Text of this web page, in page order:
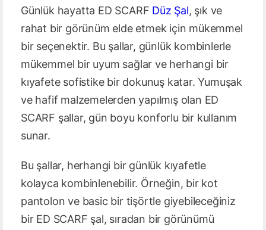
Günlük hayatta ED SCARF Düz Şal, şık ve
rahat bir görünüm elde etmek için mükemmel
bir seçenektir. Bu şallar, günlük kombinlerle
mükemmel bir uyum sağlar ve herhangi bir
kıyafete sofistike bir dokunuş katar. Yumuşak
ve hafif malzemelerden yapılmış olan ED
SCARF şallar, gün boyu konforlu bir kullanım
sunar.
Bu şallar, herhangi bir günlük kıyafetle
kolayca kombinlenebilir. Örneğin, bir kot
pantolon ve basic bir tişörtle giyebileceğiniz
bir ED SCARF şal, sıradan bir görünümü